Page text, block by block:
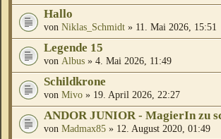
Hallo
von Niklas_Schmidt » 11. Mai 2026, 15:51
Legende 15
von Albus » 4. Mai 2026, 11:49
Schildkrone
von Mivo » 19. April 2026, 22:27
ANDOR JUNIOR - MagierIn zu
von Madmax85 » 12. August 2020, 01:49